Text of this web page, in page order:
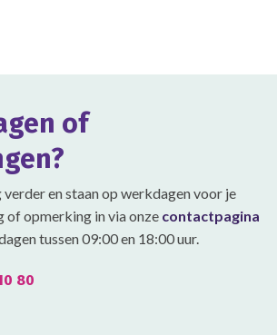
of
verder en staan op werkdagen voor je
of opmerking in via onze contactpagina
tussen 09:00 en 18:00 uur.
80